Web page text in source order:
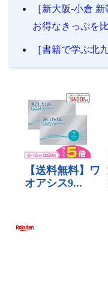
［新大阪-小倉
お得なきっぷを
［書籍で学ぶ北